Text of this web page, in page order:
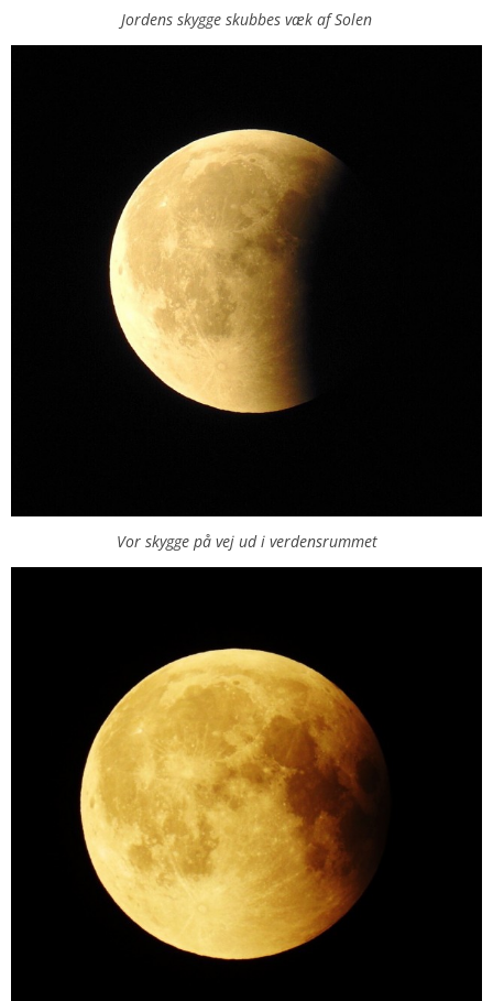
Jordens skygge skubbes væk af Solen
Vor skygge på vej ud i verdensrummet